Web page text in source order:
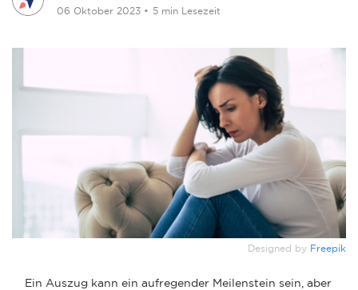
06 Oktober 2023 • 5 min Lesezeit
Designed by Freepik
Ein Auszug kann ein aufregender Meilenstein sein, aber